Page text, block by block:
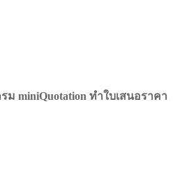
ม miniQuotation ทำใบเสนอราคา